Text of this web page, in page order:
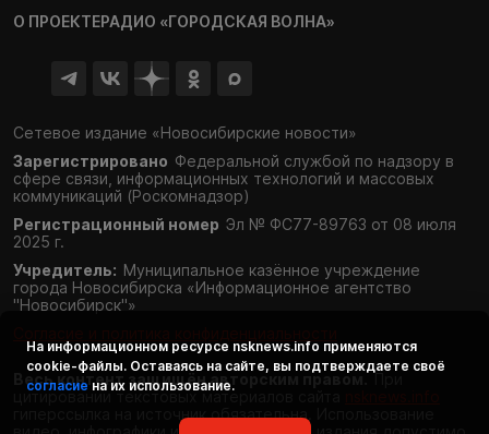
О ПРОЕКТЕРАДИО «ГОРОДСКАЯ ВОЛНА»
Сетевое издание «Новосибирские новости»
Зарегистрировано Федеральной службой по надзору в
сфере связи, информационных технологий и массовых
коммуникаций (Роскомнадзор)
Регистрационный номер Эл № ФС77-89763 от 08 июля
2025 г.
Учредитель: Муниципальное казённое учреждение
города Новосибирска «Информационное агентство
"Новосибирск"»
Весь контент защищён авторским правом. При
цитировании текстовых материалов сайта
гиперссылка на источник обязательна. Использование
На информационном ресурсе nsknews.info применяются
cookie-файлы. Оставаясь на сайте, вы подтверждаете своё
согласие на их использование.